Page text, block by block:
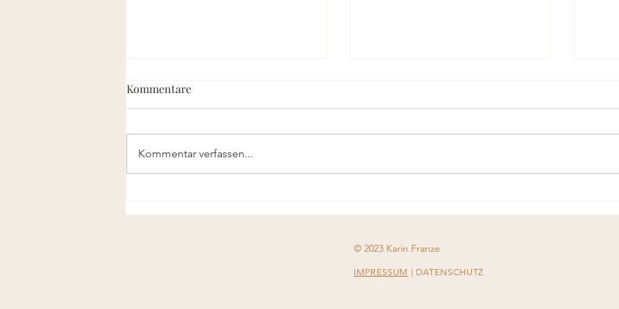
Gewohnheiten
nicht funktionieren
Kommentare
Kommentar verfassen...
© 2023 Karin Franze
IMPRESSUM | DATENSCHUTZ